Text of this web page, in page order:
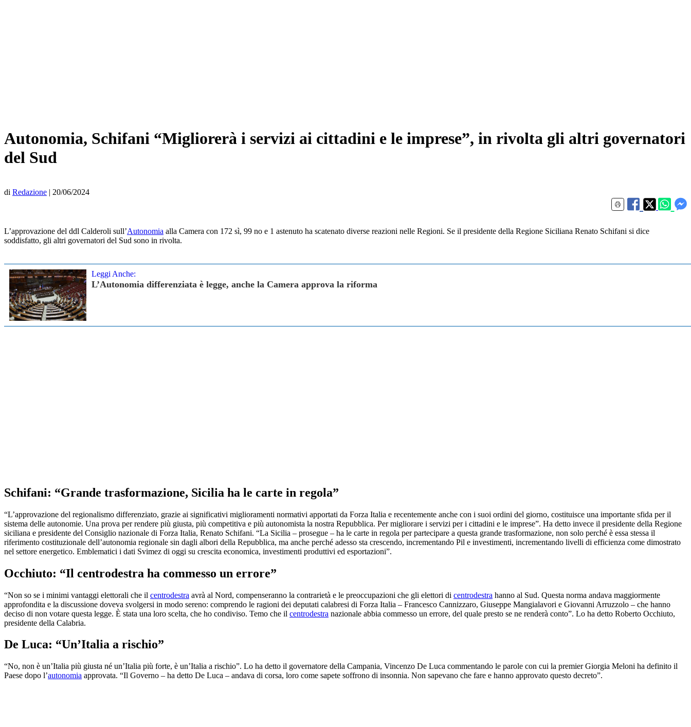
Autonomia, Schifani “Migliorerà i servizi ai cittadini e le imprese”, in rivolta gli altri governatori
del Sud
di Redazione | 20/06/2024
L’approvazione del ddl Calderoli sull’Autonomia alla Camera con 172 sì, 99 no e 1 astenuto ha scatenato diverse reazioni nelle Regioni. Se il presidente della Regione Siciliana Renato Schifani si dice
soddisfatto, gli altri governatori del Sud sono in rivolta.
Leggi Anche:
L’Autonomia differenziata è legge, anche la Camera approva la riforma
Schifani: “Grande trasformazione, Sicilia ha le carte in regola”
“L’approvazione del regionalismo differenziato, grazie ai significativi miglioramenti normativi apportati da Forza Italia e recentemente anche con i suoi ordini del giorno, costituisce una importante sfida per il
sistema delle autonomie. Una prova per rendere più giusta, più competitiva e più autonomista la nostra Repubblica. Per migliorare i servizi per i cittadini e le imprese”. Ha detto invece il presidente della Regione
siciliana e presidente del Consiglio nazionale di Forza Italia, Renato Schifani. “La Sicilia – prosegue – ha le carte in regola per partecipare a questa grande trasformazione, non solo perché è essa stessa il
riferimento costituzionale dell’autonomia regionale sin dagli albori della Repubblica, ma anche perché adesso sta crescendo, incrementando Pil e investimenti, incrementando livelli di efficienza come dimostrato
nel settore energetico. Emblematici i dati Svimez di oggi su crescita economica, investimenti produttivi ed esportazioni”.
Occhiuto: “Il centrodestra ha commesso un errore”
“Non so se i minimi vantaggi elettorali che il centrodestra avrà al Nord, compenseranno la contrarietà e le preoccupazioni che gli elettori di centrodestra hanno al Sud. Questa norma andava maggiormente
approfondita e la discussione doveva svolgersi in modo sereno: comprendo le ragioni dei deputati calabresi di Forza Italia – Francesco Cannizzaro, Giuseppe Mangialavori e Giovanni Arruzzolo – che hanno
deciso di non votare questa legge. È stata una loro scelta, che ho condiviso. Temo che il centrodestra nazionale abbia commesso un errore, del quale presto se ne renderà conto”. Lo ha detto Roberto Occhiuto,
presidente della Calabria.
De Luca: “Un’Italia a rischio”
“No, non è un’Italia più giusta né un’Italia più forte, è un’Italia a rischio”. Lo ha detto il governatore della Campania, Vincenzo De Luca commentando le parole con cui la premier Giorgia Meloni ha definito il
Paese dopo l’autonomia approvata. “Il Governo – ha detto De Luca – andava di corsa, loro come sapete soffrono di insonnia. Non sapevano che fare e hanno approvato questo decreto”.